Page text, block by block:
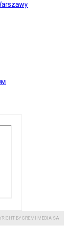
BY GREMI MEDIA SA